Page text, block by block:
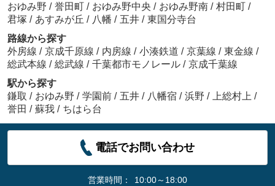
おゆみ野 / 誉田町 / おゆみ野中央 / おゆみ野南 / 村田町 /
君塚 / あすみが丘 / 八幡 / 五井 / 東国分寺台
路線から探す
外房線 / 京成千原線 / 内房線 / 小湊鉄道 / 京葉線 / 東金線 /
総武本線 / 総武線 / 千葉都市モノレール / 京成千葉線
駅から探す
鎌取 / おゆみ野 / 学園前 / 五井 / 八幡宿 / 浜野 / 上総村上 /
誉田 / 蘇我 / ちはら台
電話でお問い合わせ
営業時間：
10:00～18:00